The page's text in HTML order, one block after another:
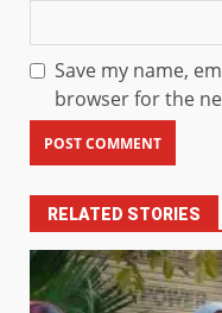
Save my name,
browser for the
RELATED STORIES